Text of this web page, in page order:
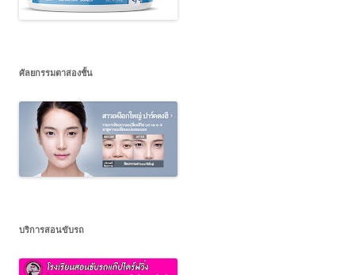
ศัลยกรรมตาสองชั้น
บริการสอนขับรถ